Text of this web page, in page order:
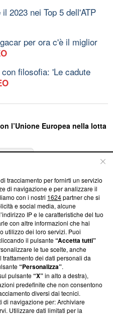
2023 nei Top 5 dell'ATP
per ora c'è il miglior
filosofia: 'Le cadute
l’Unione Europea nella lotta
trasparenti su Blasting
e su come ci impegniamo a
la nostra aderenza a
Blasting News non è
ma ha richiesto di farne
effettuato una verifica di
tracciamento per fornirti un servizio
di navigazione e per analizzare il
con i nostri 1624partner che si
e social media, alcune
IP e le caratteristiche del tuo
con altre informazioni che hai
utilizzo dei loro servizi. Puoi
il pulsante“Accetta tutti”
le tue scelte, anche
dei dati personali da
“Personalizza”.
pulsante“X”in alto a destra),
predefinite che non consentono
diversi dai tecnici.
di navigazione per: Archiviare
Utilizzare dati limitati per la